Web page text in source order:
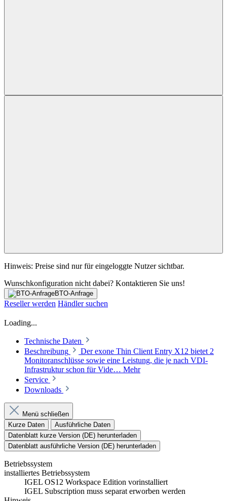
Hinweis: Preise sind nur für eingeloggte Nutzer sichtbar.
Wunschkonfiguration nicht dabei? Kontaktieren Sie uns!
BTO-Anfrage
Reseller werden Händler suchen
Loading...
Technische Daten
Beschreibung
Der exone Thin Client Entry X12 bietet 2
Monitoranschlüsse sowie eine Leistung, die je nach VDI-
Infrastruktur schon für Vide… Mehr
Service
Downloads
Menü schließen
Kurze Daten
Ausführliche Daten
Datenblatt kurze Version (DE) herunterladen
Datenblatt ausführliche Version (DE) herunterladen
Betriebssystem
installiertes Betriebssystem
IGEL OS12 Workspace Edition vorinstalliert
IGEL Subscription muss separat erworben werden